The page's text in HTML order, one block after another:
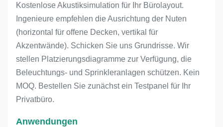
Kostenlose Akustiksimulation für Ihr Bürolayout.
Ingenieure empfehlen die Ausrichtung der Nuten
(horizontal für offene Decken, vertikal für
Akzentwände). Schicken Sie uns Grundrisse. Wir
stellen Platzierungsdiagramme zur Verfügung, die
Beleuchtungs- und Sprinkleranlagen schützen. Kein
MOQ. Bestellen Sie zunächst ein Testpanel für Ihr
Privatbüro.
Anwendungen